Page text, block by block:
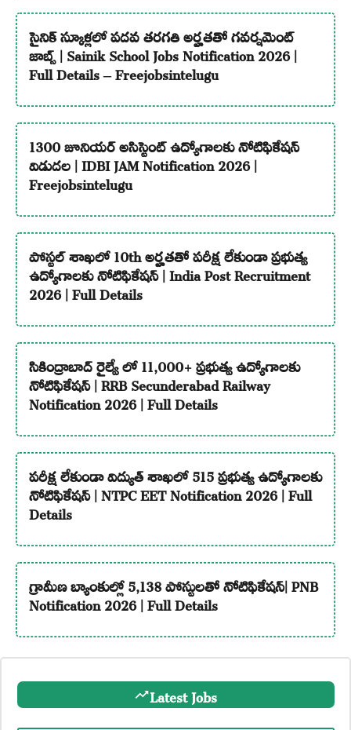
సైనిక్ స్కూళ్లలో పదవ తరగతి అర్హతతో గవర్నమెంట్
జాబ్స్ | Sainik School Jobs Notification 2026 |
Full Details – Freejobsintelugu
1300 జూనియర్ అసిస్టెంట్ ఉద్యోగాలకు నోటిఫికేషన్
విడుదల | IDBI JAM Notification 2026 |
Freejobsintelugu
పోస్టల్ శాఖలో 10th అర్హతతో పరీక్ష లేకుండా ప్రభుత్వ
ఉద్యోగాలకు నోటిఫికేషన్ | India Post Recruitment
2026 | Full Details
సికింద్రాబాద్ రైల్వే లో 11,000+ ప్రభుత్వ ఉద్యోగాలకు
నోటిఫికేషన్ | RRB Secunderabad Railway
Notification 2026 | Full Details
పరీక్ష లేకుండా విద్యుత్ శాఖలో 515 ప్రభుత్వ ఉద్యోగాలకు
నోటిఫికేషన్ | NTPC EET Notification 2026 | Full
Details
గ్రామీణ బ్యాంకుల్లో 5,138 పోస్టులతో నోటిఫికేషన్| PNB
Notification 2026 | Full Details
Latest Jobs